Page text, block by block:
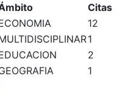
Citas
12
1
2
1